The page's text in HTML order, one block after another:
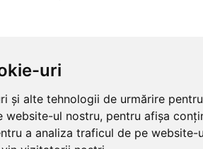
uri
și alte tehnologii de urmărire
website-ul nostru, pentru afișa
a analiza traficul de pe website-